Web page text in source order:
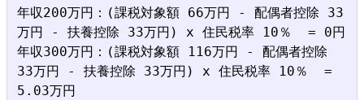
年収200万円：(課税対象額 66万円 - 配偶者控除 33
万円 - 扶養控除 33万円) x 住民税率 10％  = 0円
年収300万円：(課税対象額 116万円 - 配偶者控除
33万円 - 扶養控除 33万円) x 住民税率 10％  =
5.03万円